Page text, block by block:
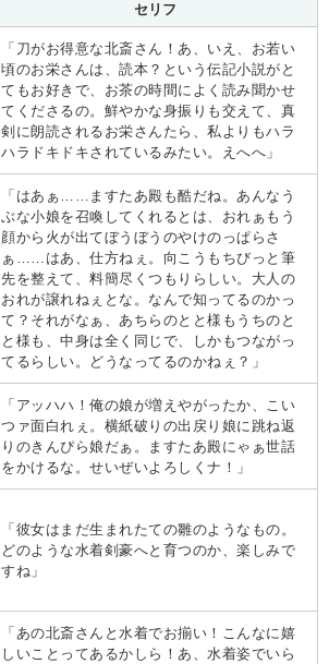
セリフ
「刀がお得意な北斎さん！あ、いえ、お若い
頃のお栄さんは、読本？という伝記小説がと
てもお好きで、お茶の時間によく読み聞かせ
てくださるの。鮮やかな身振りも交えて、真
剣に朗読されるお栄さんたら、私よりもハラ
ハラドキドキされているみたい。えへへ」
「はあぁ……ますたあ殿も酷だね。あんなう
ぶな小娘を召喚してくれるとは、おれぁもう
顔から火が出てぼうぼうのやけのっぱらさ
ぁ……はあ、仕方ねぇ。向こうもちびっと筆
先を整えて、料簡尽くつもりらしい。大人の
おれが譲れねぇとな。なんで知ってるのかっ
て？それがなぁ、あちらのとと様もうちのと
と様も、中身は全く同じで、しかもつながっ
てるらしい。どうなってるのかねぇ？」
「アッハハ！俺の娘が増えやがったか、こい
つァ面白れぇ。横紙破りの出戻り娘に跳ね返
りのきんぴら娘だぁ。ますたあ殿にゃぁ世話
をかけるな。せいぜいよろしくナ！」
「彼女はまだ生まれたての雛のようなもの。
どのような水着剣豪へと育つのか、楽しみで
すね」
「あの北斎さんと水着でお揃い！こんなに嬉
しいことってあるかしら！あ、水着姿でいら